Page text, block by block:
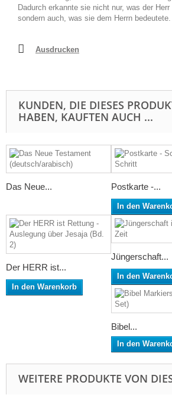
Dadurch erkannte sie nicht nur, was der Herr
sondern auch, was sie dem Herrn bedeutete.
Ausdrucken
KUNDEN, DIE DIESES
HABEN, KAUFTEN AUCH ...
Das Neue... Postkarte -...
In den
Der HERR ist...
In den Warenkorb
Jüngerschaft...
In den
Bibel...
In den
WEITERE PRODUKTE VON